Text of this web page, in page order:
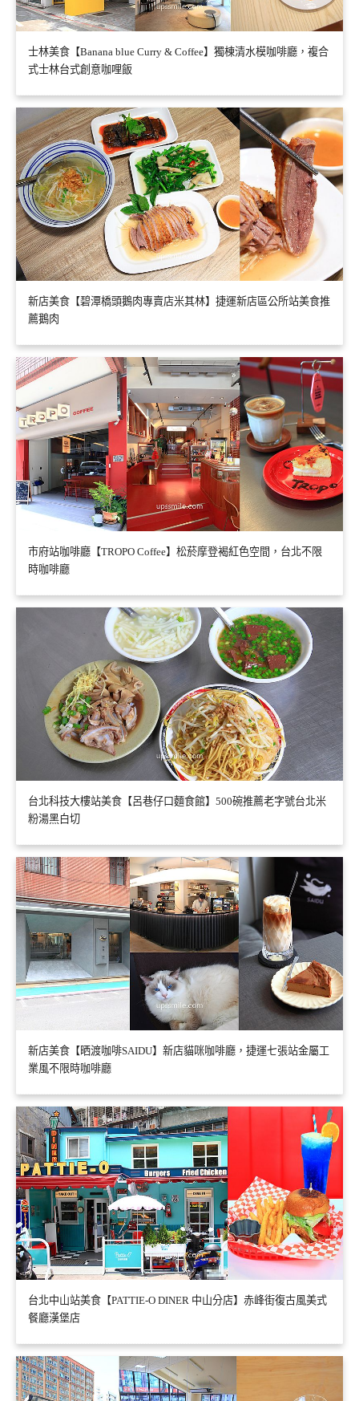
士林美食【Banana blue Curry & Coffee】獨棟清水模咖啡廳，複合
式士林台式創意咖哩飯
新店美食【碧潭橋頭鵝肉專賣店米其林】捷運新店區公所站美食推
薦鵝肉
市府站咖啡廳【TROPO Coffee】松菸摩登褐紅色空間，台北不限
時咖啡廳
台北科技大樓站美食【呂巷仔口麵食館】500碗推薦老字號台北米
粉湯黑白切
新店美食【晒渡咖啡SAIDU】新店貓咪咖啡廳，捷運七張站金屬工
業風不限時咖啡廳
台北中山站美食【PATTIE-O DINER 中山分店】赤峰街復古風美式
餐廳漢堡店